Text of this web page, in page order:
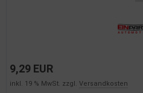
9,29 EUR
inkl. 19 % MwSt. zzgl. Versandkosten